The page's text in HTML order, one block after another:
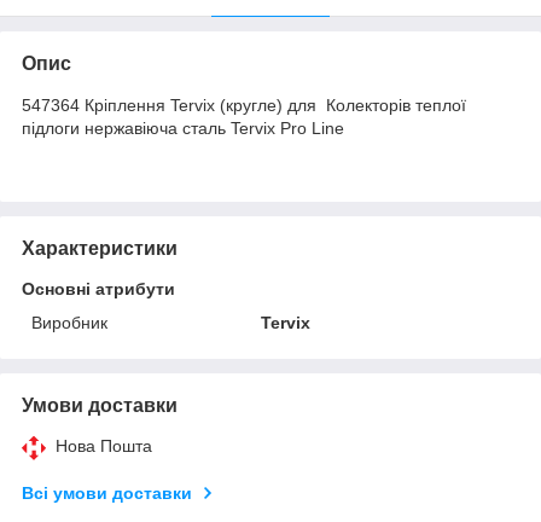
Опис
547364 Кріплення Tervix (кругле) для Колекторів теплої
підлоги нержавіюча сталь Tervix Pro Line
Характеристики
Основні атрибути
Виробник
Tervix
Умови доставки
Нова Пошта
Всі умови доставки